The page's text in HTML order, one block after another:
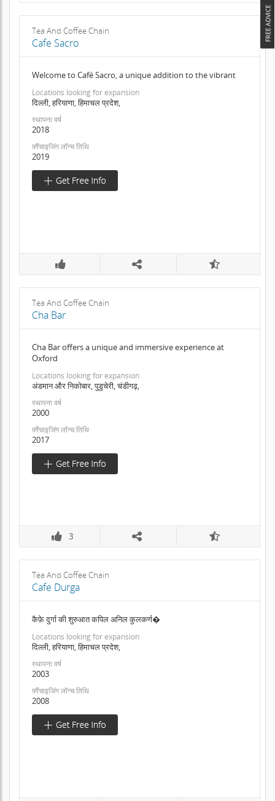
Tea And Coffee Chain
Cafe Sacro
Welcome to Café Sacro, a unique addition to the vibrant
Locations looking for expansion
दिल्ली, हरियाणा, हिमाचल प्रदेश,
स्थापना वर्ष
2018
फ़्रैंचाइजिंग लॉन्च तिथि
2019
Tea And Coffee Chain
Cha Bar
Cha Bar offers a unique and immersive experience at
Oxford
Locations looking for expansion
अंडमान और निकोबार, पुडुचेरी, चंडीगढ़,
स्थापना वर्ष
2000
फ़्रैंचाइजिंग लॉन्च तिथि
2017
3
Tea And Coffee Chain
Cafe Durga
कैफ़े दुर्गा की शुरुआत कपिल अनिल कुलकर्ण�
Locations looking for expansion
दिल्ली, हरियाणा, हिमाचल प्रदेश,
स्थापना वर्ष
2003
फ़्रैंचाइजिंग लॉन्च तिथि
2008